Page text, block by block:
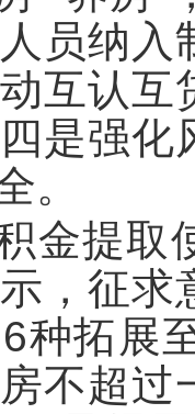
员纳
互认
是强化
。
金提取
，征
种拓展
不超